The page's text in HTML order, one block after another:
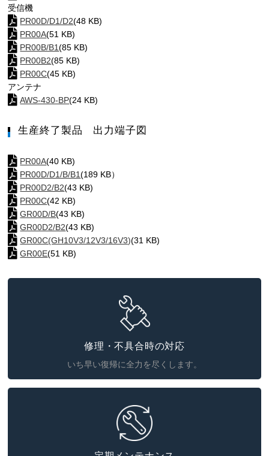
受信機
PR00D/D1/D2(48 KB)
PR00A(51 KB)
PR00B/B1(85 KB)
PR00B2(85 KB)
PR00C(45 KB)
アンテナ
AWS-430-BP(24 KB)
生産終了製品 出力端子図
PR00A(40 KB)
PR00D/D1/B/B1(189 KB）
PR00D2/B2(43 KB)
PR00C(42 KB)
GR00D/B(43 KB)
GR00D2/B2(43 KB)
GR00C(GH10V3/12V3/16V3)(31 KB)
GR00E(51 KB)
修理・不具合時の対応
いち早い復帰に全力を尽くします。